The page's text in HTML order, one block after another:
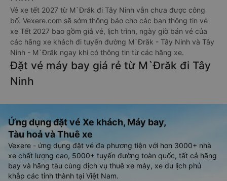
Vé xe tết 2027 từ M`Đrăk đi Tây Ninh vẫn chưa được công
bố. Vexere.com sẽ sớm thông báo cho các bạn thông tin vé
xe Tết 2027 bao gồm giá vé, lịch trình, ngày giờ bán vé của
các hãng xe khách đi tuyến đường M`Đrăk - Tây Ninh và Tây
Ninh - M`Đrăk ngay khi có thông tin từ các hãng xe.
Đặt vé máy bay giá rẻ từ M`Đrăk đi Tây
Ninh
Ứng dụng đặt vé Xe khách, Máy bay,
Tàu hoả và Thuê xe
Vexere - ứng dụng đặt vé đa phương tiện với hơn 3000+ nhà
xe chất lượng cao, 5000+ tuyến đường toàn quốc, tất cả hãng
bay và hãng tàu cùng dịch vụ thuê xe máy, xe du lịch phủ
khắp các tỉnh thành tại Việt Nam.